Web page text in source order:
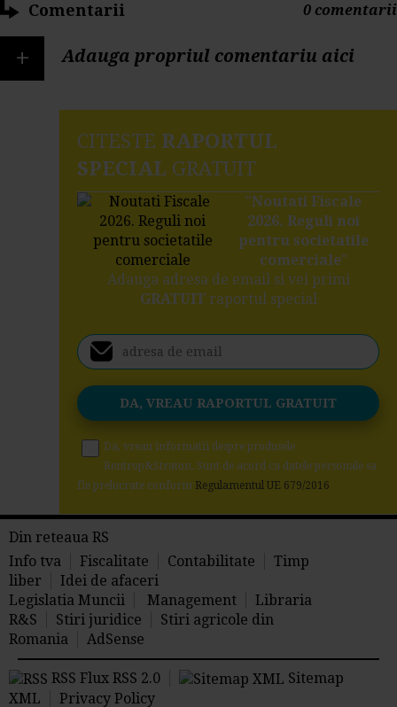
Comentarii 0 comentarii
+ Adauga propriul comentariu aici
CITESTE RAPORTUL
SPECIAL GRATUIT
"Noutati Fiscale
2026. Reguli noi
pentru societatile
comerciale"
Adauga adresa de email si vei primi
GRATUITraportul special
Da, vreau informatii despre produsele
Rentrop&Straton. Sunt de acord ca datele personale sa
fie prelucrate conform Regulamentul UE 679/2016
Din reteaua RS
Info tva
Fiscalitate Contabilitate
Timp
liber
Idei de afaceri
Legislatia Muncii
Management
Libraria
R&S
Stiri juridice
Stiri agricole din
Romania
AdSense
RSS Flux RSS 2.0
Sitemap
XML
Privacy Policy